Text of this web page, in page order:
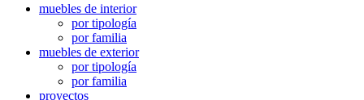
muebles de interior
por tipología
por familia
muebles de exterior
por tipología
por familia
proyectos